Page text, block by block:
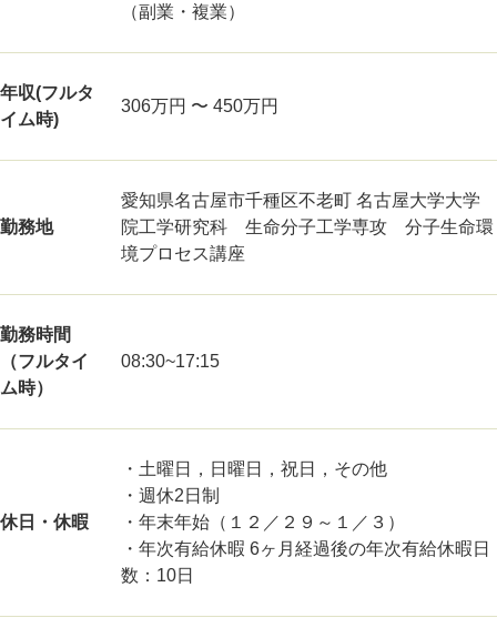
（副業・複業）
年収(フルタ
イム時)
306万円 〜 450万円
勤務地
愛知県名古屋市千種区不老町 名古屋大学大学
院工学研究科 生命分子工学専攻 分子生命環
境プロセス講座
勤務時間
（フルタイ
ム時）
08:30~17:15
休日・休暇
・土曜日，日曜日，祝日，その他
・週休2日制
・年末年始（１２／２９～１／３）
・年次有給休暇 6ヶ月経過後の年次有給休暇日
数：10日